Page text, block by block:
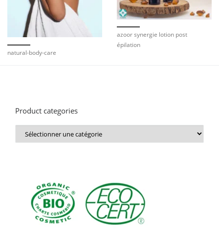
natural-body-care
azoor synergie lotion post
épilation
Product categories